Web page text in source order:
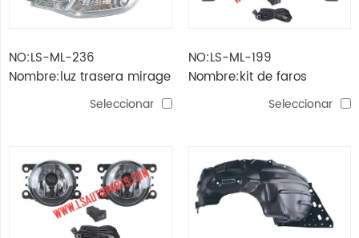
NO:LS-ML-236
Nombre:luz trasera mirage
Seleccionar
NO:LS-ML-199
Nombre:kit de faros
antiniebla mirage'12
Seleccionar